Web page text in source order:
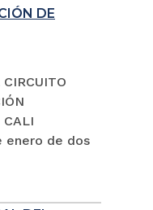
DE
CALI
enero de dos